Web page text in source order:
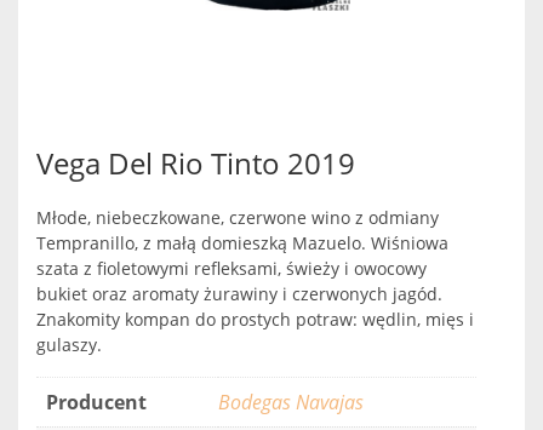
Vega Del Rio Tinto 2019
Młode, niebeczkowane, czerwone wino z odmiany
Tempranillo, z małą domieszką Mazuelo. Wiśniowa
szata z fioletowymi refleksami, świeży i owocowy
bukiet oraz aromaty żurawiny i czerwonych jagód.
Znakomity kompan do prostych potraw: wędlin, mięs i
gulaszy.
Producent
Bodegas Navajas